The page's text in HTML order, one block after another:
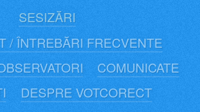
SESIZĂRI
/ ÎNTREBĂRI FRECVENTE
COMUNICATE
DESPRE VOTCORECT